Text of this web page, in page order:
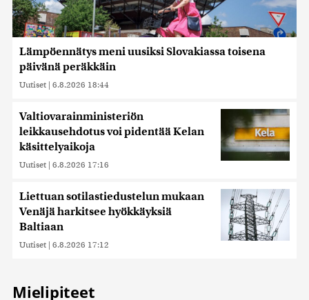
Lämpöennätys meni uusiksi Slovakiassa toisena
päivänä peräkkäin
Uutiset | 6.8.2026 18:44
Valtiovarainministeriön
leikkausehdotus voi pidentää Kelan
käsittelyaikoja
Uutiset | 6.8.2026 17:16
Liettuan sotilastiedustelun mukaan
Venäjä harkitsee hyökkäyksiä
Baltiaan
Uutiset | 6.8.2026 17:12
Mielipiteet